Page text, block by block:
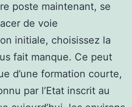
poste maintenant, se
de voie
initiale, choisissez la
fait manque. Ce peut
d’une formation courte,
par l’Etat inscrit au